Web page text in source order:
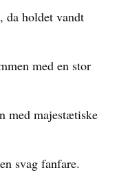
da holdet vandt
med en stor
med majestætiske
svag fanfare.